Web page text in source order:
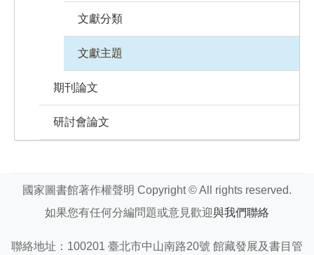
文獻分類
文獻主題
期刊論文
研討會論文
國家圖書館著作權聲明 Copyright © All rights reserved.
如果您有任何分編問題或意見歡迎與我們聯絡
聯絡地址：100201 臺北市中山南路20號 館藏發展及書目管